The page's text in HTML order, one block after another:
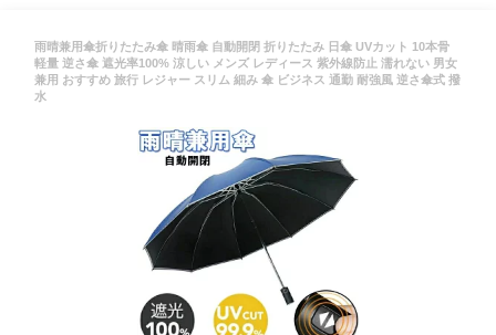
雨晴兼用傘折りたたみ傘 晴雨傘 自動開閉 折りたたみ 日傘 UVカット 10本骨
軽量 逆さ傘 遮光率100% 涼しい メンズ レディース 紫外線防止 濡れない 男女
兼用 おすすめ 旅行 レジャー スリム 細み 傘 ビジネス 通勤 耐強風 逆さ傘式 撥
水